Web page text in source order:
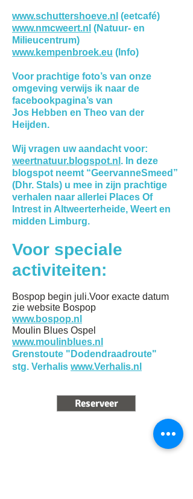
www.schuttershoeve.nl (eetcafé)
www.nmcweert.nl (Natuur- en
Milieucentrum)
www.kempenbroek.eu (Info)
Voor prachtige foto’s van onze
omgeving verwijs ik naar de
facebookpagina’s van
Jos Hebben en Theo van der
Heijden.
Wij vragen uw aandacht voor:
weertnatuur.blogspot.nl . In deze
blogspot neemt “GeervanneSmeed”
(Dhr. Stals) u mee in zijn prachtige
verhalen naar allerlei Places Of
Intrest in Altweerterheide, Weert en
midden Limburg.
Voor speciale
activiteiten:
Bospop begin juli.Voor exacte datum
zie website Bospop
www.bospop.nl
Moulin Blues Ospel
www.moulinblues.nl
Grenstoute "Dodendraadroute"
stg. Verhalis www.Verhalis.nl
Reserveer